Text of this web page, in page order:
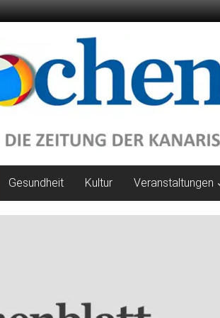
Gesundheit Kultur Veranstaltungen